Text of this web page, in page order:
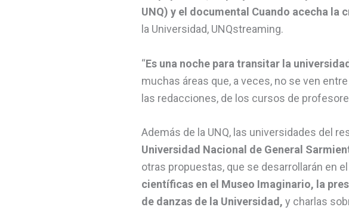
UNQ) y el documental Cuando acecha la
la Universidad, UNQstreaming.
“Es una noche para transitar la
muchas áreas que, a veces, no se ven
las redacciones, de los cursos de
Además de la UNQ, las universidades del
Universidad Nacional de General
otras propuestas, que se desarrollarán en
científicas en el Museo Imaginario, la
de danzas de la Universidad, y charlas